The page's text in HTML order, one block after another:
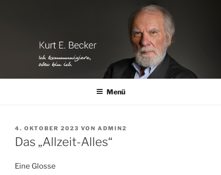
Menü
VERÖFFENTLICHT
AM
4. OKTOBER 2023 VON ADMIN2
Das „Allzeit-Alles“
Eine Glosse